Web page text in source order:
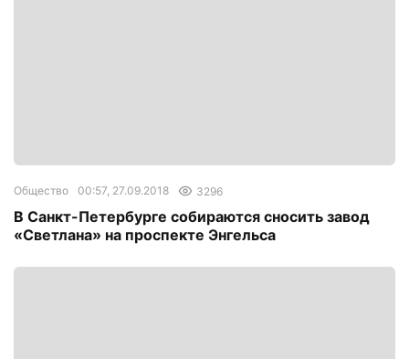
Общество 00:57, 27.09.2018 3296
В Санкт-Петербурге собираются сносить завод
«Светлана» на проспекте Энгельса